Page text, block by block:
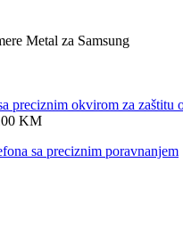
Metal za Samsung
KM